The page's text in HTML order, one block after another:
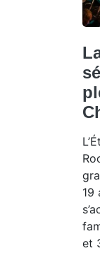
19
et